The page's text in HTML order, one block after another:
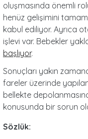
oluşmasında önemli
henüz gelişimini
kabul ediliyor. Ayrıca
işlevi var. Bebekler
başlıyor.
Sonuçları yakın
fareler üzerinde
bellekte
konusunda bir sorun
Sözlük: